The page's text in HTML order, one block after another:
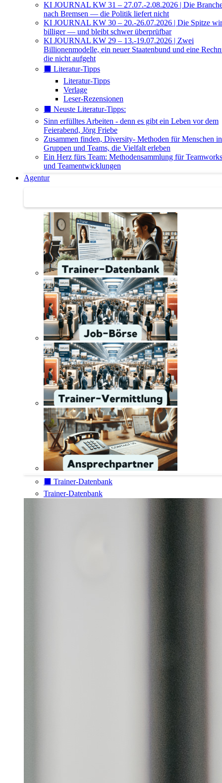
KI JOURNAL KW 31 – 27.07.-2.08.2026 | Die
nach Bremsen — die Politik liefert nicht
KI JOURNAL KW 30 – 20.-26.07.2026 | Die Spitze
billiger — und bleibt schwer überprüfbar
KI JOURNAL KW 29 – 13.-19.07.2026 | Zwei
Billionenmodelle, ein neuer Staatenbund und eine
die nicht aufgeht
⬛️ Literatur-Tipps
Literatur-Tipps
Verlage
Leser-Rezensionen
⬛️ Neuste Literatur-Tipps:
Sinn erfülltes Arbeiten - denn es gibt ein Leben vor dem
Feierabend, Jörg Friebe
Zusammen finden, Diversity- Methoden für Menschen in
Gruppen und Teams, die Vielfalt erleben
Ein Herz fürs Team: Methodensammlung für
und Teamentwicklungen
Agentur
⬛️ Trainer-Datenbank
Trainer-Datenbank